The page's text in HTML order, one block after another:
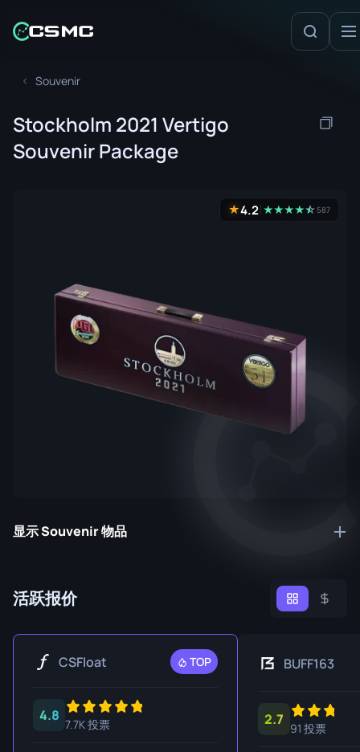
Souvenir
Stockholm 2021 Vertigo
Souvenir Package
★4.2 ★★★★★
☆587
显示 Souvenir 物品
活跃报价
CSFloat TOP
4.8
7.7K 投票
BUFF163
2.7
91 投票